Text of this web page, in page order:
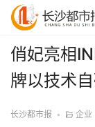
俏妃亮相
牌以技术
长沙都市报 • 企业